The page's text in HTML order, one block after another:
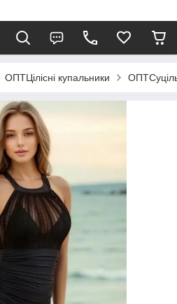
ОПТЦілісні купальники